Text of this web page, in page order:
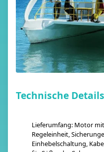
Technische
Lieferumfang: Motor
Regeleinheit,
Einhebelschaltung,